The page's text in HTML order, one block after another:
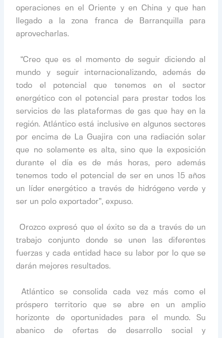
operaciones en el Oriente y en China y que han
llegado a la zona franca de Barranquilla para
aprovecharlas.
​ “Creo que es el momento de seguir diciendo al
mundo y seguir internacionalizando, además de
todo el potencial que tenemos en el sector
energético con el potencial para prestar todos los
servicios de las plataformas de gas que hay en la
región. Atlántico está inclusive en algunos sectores
por encima de La Guajira con una radiación solar
que no solamente es alta, sino que la exposición
durante el día es de más horas, pero además
tenemos todo el potencial de ser en unos 15 años
un líder energético a través de hidrógeno verde y
ser un polo exportador”, expuso.
​ Orozco expresó que el éxito se da a través de un
trabajo conjunto donde se unen las diferentes
fuerzas y cada entidad hace su labor por lo que se
darán mejores resultados.
​ Atlántico se consolida cada vez más como el
próspero territorio que se abre en un amplio
horizonte de oportunidades para el mundo. Su
abanico de ofertas de desarrollo social y